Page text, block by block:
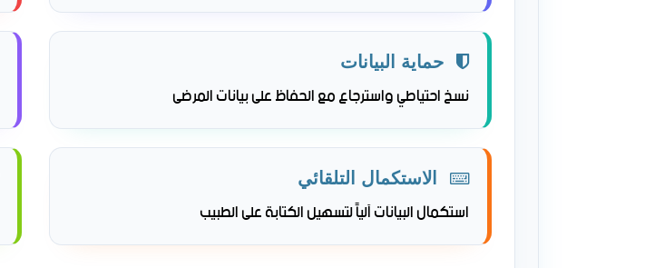
حماية البيانات
نسخ احتياطي واسترجاع مع الحفاظ على بيانات المرضى
الاستكمال التلقائي
استكمال البيانات آلياً لتسهيل الكتابة على الطبيب